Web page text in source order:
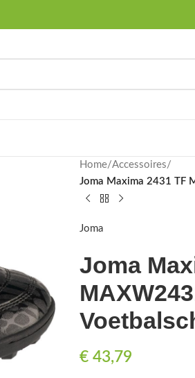
Home/Accessoires/
Joma Maxima 2431 TF
Joma
Joma
€43,79